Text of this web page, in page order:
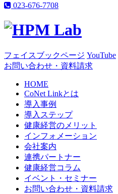
023-676-7708
フェイスブックページ YouTube
お問い合わせ・資料請求
HOME
CoNet Linkとは
導入事例
導入ステップ
健康経営のメリット
インフォメーション
会社案内
連携パートナー
健康経営コラム
イベント・セミナー
お問い合わせ・資料請求